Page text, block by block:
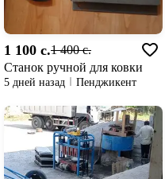
1 100 c.1 400 c.
Станок ручной для ковки
5 дней назад Пенджикент